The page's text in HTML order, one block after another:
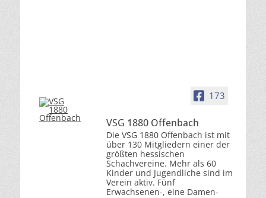
173
VSG 1880 Offenbach
Die VSG 1880 Offenbach ist mit
über 130 Mitgliedern einer der
größten hessischen
Schachvereine. Mehr als 60
Kinder und Jugendliche sind im
Verein aktiv. Fünf
Erwachsenen-, eine Damen-